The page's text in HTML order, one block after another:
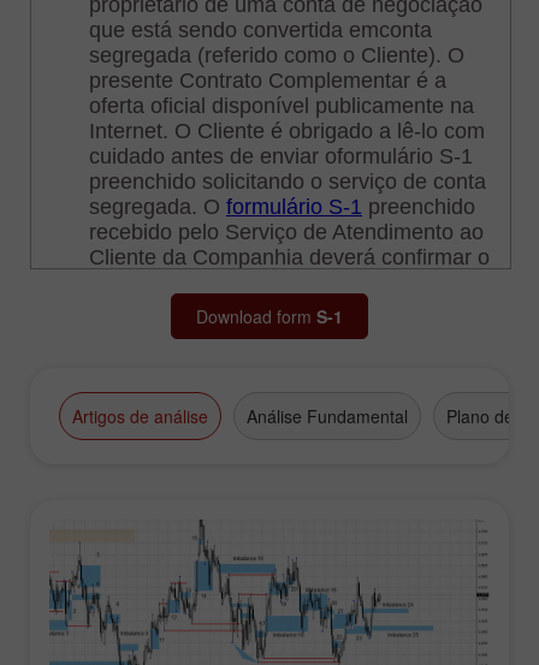
Download form S-1
Artigos de análise Análise Fundamental Plano de